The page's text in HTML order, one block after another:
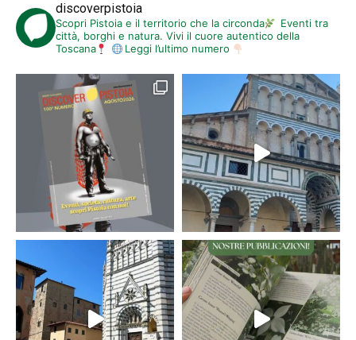
discoverpistoia
Scopri Pistoia e il territorio che la circonda
Eventi tra
città, borghi e natura. Vivi il cuore autentico della
Toscana
Leggi l’ultimo numero